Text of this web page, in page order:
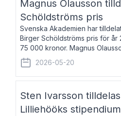
Magnus Olausson
Schöldströms pris
Svenska Akademien har
Birger Schöldströms pris för år
75 000 kronor. Magnus
bosatt i Stockholm, är
hovman. Han disputerade 1993
2026-05-20
Sten Ivarsson
Lilliehööks stipendium